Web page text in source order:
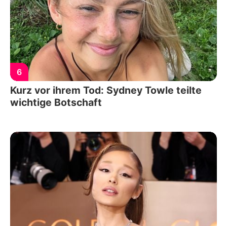
6
Kurz vor ihrem Tod: Sydney Towle teilte
wichtige Botschaft